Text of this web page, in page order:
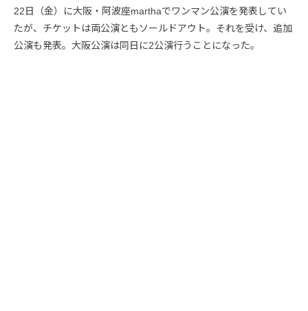
22日（金）に大阪・阿波座marthaでワンマン公演を発表してい
たが、チケットは両公演ともソールドアウト。それを受け、追加
公演も発表。大阪公演は同日に2公演行うことになった。